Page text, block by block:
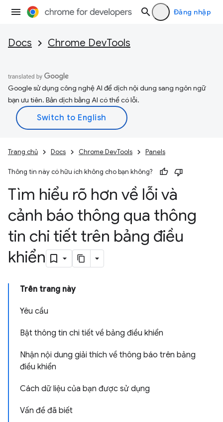
Đăng nhập
Docs Chrome DevTools
Google sử dụng công nghệ AI để dịch nội dung sang ngôn ngữ
bạn ưu tiên. Bản dịch bằng AI có thể có lỗi.
Trang chủ Docs Chrome DevTools Panels
Thông tin này có hữu ích không cho bạn không?
Tìm hiểu rõ hơn về lỗi và
cảnh báo thông qua thông
tin chi tiết trên bảng điều
khiển
Trên trang này
Yêu cầu
Bật thông tin chi tiết về bảng điều khiển
Nhận nội dung giải thích về thông báo trên bảng
điều khiển
Cách dữ liệu của bạn được sử dụng
Vấn đề đã biết